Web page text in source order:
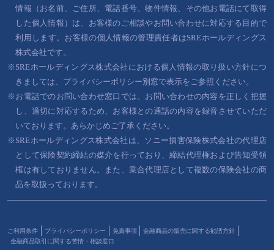
ルネッサなんばタワー
情報（お名前、ご住所、電話番号、物件情報、その他お電話にて取得
した個人情報）は、お客様のご相談やお問い合わせに対応する目的で
利用します。お客様の個人情報の管理責任者はSREホールディングス
株式会社です。
※SREホールディングス株式会社における個人情報の取り扱い方針につ
きましては、プライバシーポリシー別窓で表示をご参照ください。
※お電話でのお問い合わせ窓口では、お問い合わせの内容を正しく把握
し、適切に対応するため、お客様との通話の内容を録音させていただ
いております。あらかじめご了承ください。
※SREホールディングス株式会社は、ソニー損害保険株式会社の代理店
として保険契約締結の媒介を行っており、締結代理権および告知受領
権は有しておりません。また、乗合代理店として複数の保険会社の商
品を取扱っております。
ご利用条件 プライバシーポリシー 免責事項
金融商品の販売に関する勧誘方針
金融商品取引に関する苦情・相談窓口